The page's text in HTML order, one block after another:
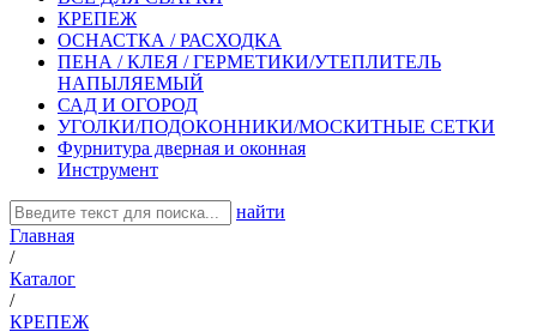
КРЕПЕЖ
ОСНАСТКА / РАСХОДКА
ПЕНА / КЛЕЯ / ГЕРМЕТИКИ/УТЕПЛИТЕЛЬ
НАПЫЛЯЕМЫЙ
САД И ОГОРОД
УГОЛКИ/ПОДОКОННИКИ/МОСКИТНЫЕ СЕТКИ
Фурнитура дверная и оконная
Инструмент
найти
Главная
/
Каталог
/
КРЕПЕЖ